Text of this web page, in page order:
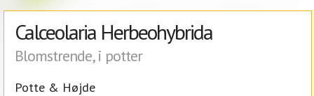
Calceolaria Herbeohybrida
Blomstrende, i potter
Potte & Højde